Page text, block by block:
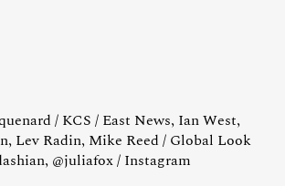
/ KCS / East News, Ian West,
Lev Radin, Mike Reed / Global Look
@juliafox / Instagram